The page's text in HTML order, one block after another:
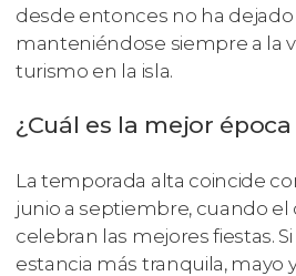
desde entonces no ha
manteniéndose siempre a la
turismo en la isla.
¿Cuál es la mejor
La temporada alta coincide
junio a septiembre, cuando el
celebran las mejores fiestas.
estancia más tranquila, mayo